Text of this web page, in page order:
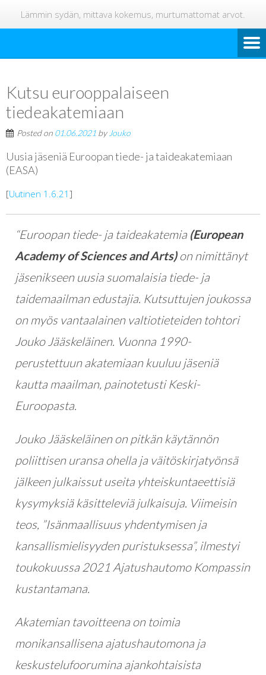
Lämmin sydän, mittava kokemus, murtumattomat arvot.
Kutsu eurooppalaiseen
tiedeakatemiaan
Posted on 01.06.2021 by Jouko
Uusia jäseniä Euroopan tiede- ja taideakatemiaan
(EASA)
[Uutinen 1.6.21 ]
“Euroopan tiede- ja taideakatemia (European
Academy of Sciences and Arts)on nimittänyt
jäsenikseen uusia suomalaisia tiede- ja
taidemaailman edustajia. Kutsuttujen joukossa
on myös vantaalainen valtiotieteiden tohtori
Jouko Jääskeläinen. Vuonna 1990-
perustettuun akatemiaan kuuluu jäseniä
kautta maailman, painotetusti Keski-
Euroopasta.
Jouko Jääskeläinen on pitkän käytännön
poliittisen uransa ohella ja väitöskirjatyönsä
jälkeen julkaissut useita yhteiskuntaeettisiä
kysymyksiä käsitteleviä julkaisuja. Viimeisin
teos, ”Isänmaallisuus yhdentymisen ja
kansallismielisyyden puristuksessa”, ilmestyi
toukokuussa 2021 Ajatushautomo Kompassin
kustantamana.
Akatemian tavoitteena on toimia
monikansallisena ajatushautomona ja
keskustelufoorumina ajankohtaisista